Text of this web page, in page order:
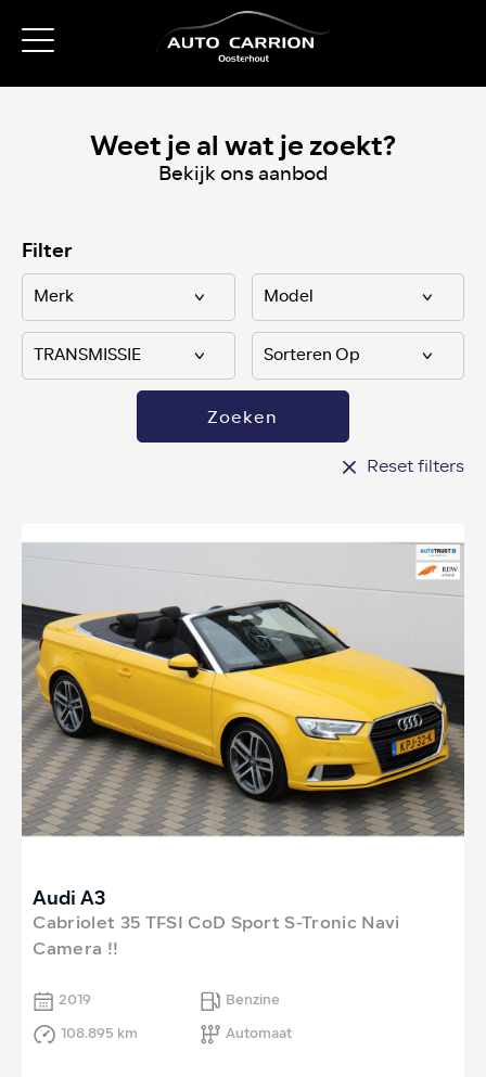
Weet je al wat je zoekt?
Bekijk ons aanbod
Filter
Zoeken
Reset filters
Audi A3
Cabriolet 35 TFSI CoD Sport S-Tronic Navi
Camera !!
2019
Benzine
108.895 km
Automaat